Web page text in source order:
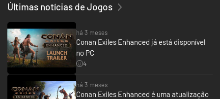
Últimas notícias de Jogos
há 3 meses
Conan Exiles Enhanced já está disponível
no PC
4
há 3 meses
Conan Exiles Enhanced é uma atualização